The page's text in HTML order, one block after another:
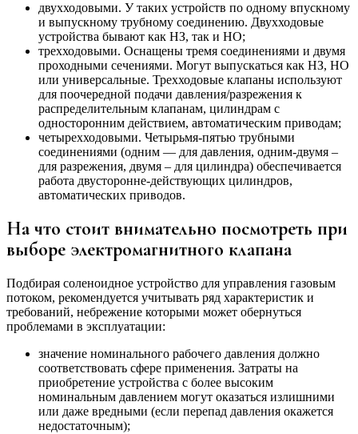
двухходовыми. У таких устройств по одному впускному
и выпускному трубному соединению. Двухходовые
устройства бывают как НЗ, так и НО;
трехходовыми. Оснащены тремя соединениями и двумя
проходными сечениями. Могут выпускаться как НЗ, НО
или универсальные. Трехходовые клапаны используют
для поочередной подачи давления/разрежения к
распределительным клапанам, цилиндрам с
односторонним действием, автоматическим приводам;
четырехходовыми. Четырьмя-пятью трубными
соединениями (одним — для давления, одним-двумя –
для разрежения, двумя – для цилиндра) обеспечивается
работа двусторонне-действующих цилиндров,
автоматических приводов.
На что стоит внимательно посмотреть при
выборе электромагнитного клапана
Подбирая соленоидное устройство для управления газовым
потоком, рекомендуется учитывать ряд характеристик и
требований, небрежение которыми может обернуться
проблемами в эксплуатации:
значение номинального рабочего давления должно
соответствовать сфере применения. Затраты на
приобретение устройства с более высоким
номинальным давлением могут оказаться излишними
или даже вредными (если перепад давления окажется
недостаточным);